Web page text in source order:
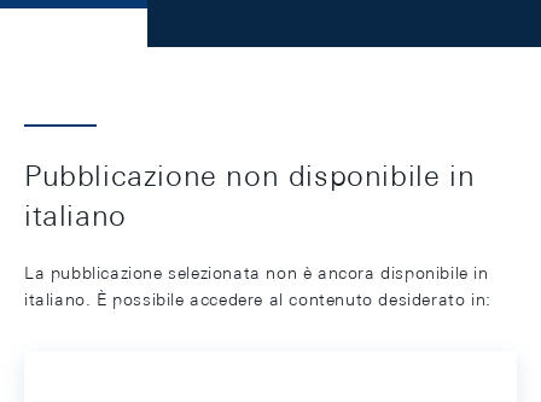
Pubblicazione non disponibile in
italiano
La pubblicazione selezionata non è ancora disponibile in
italiano. È possibile accedere al contenuto desiderato in: